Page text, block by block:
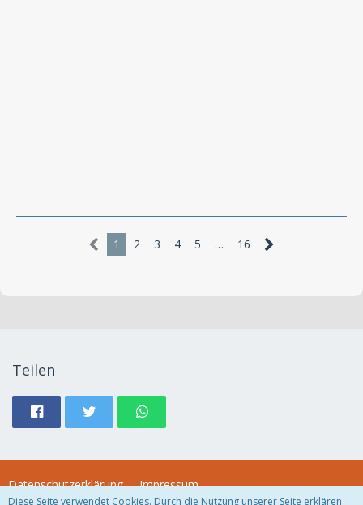
1 2 3 4 5 … 16
Teilen
Datenschutzerklärung Impressum
Diese Seite verwendet Cookies. Durch die Nutzung unserer Seite erklären